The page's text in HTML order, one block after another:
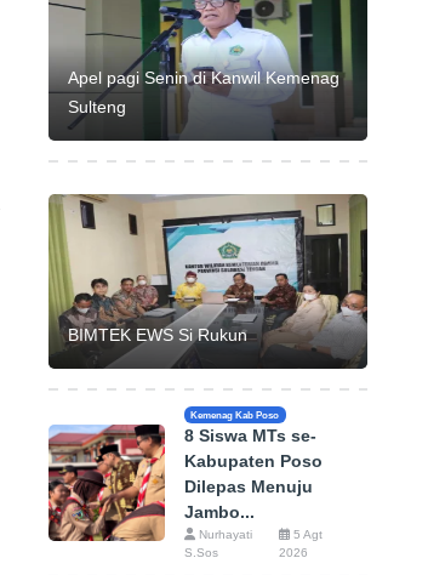
Apel pagi Senin di Kanwil Kemenag
Sulteng
BIMTEK EWS Si Rukun
Kemenag Kab Poso
8 Siswa MTs se-
Kabupaten Poso
Dilepas Menuju
Jambo...
Nurhayati
S.Sos
5 Agt
2026